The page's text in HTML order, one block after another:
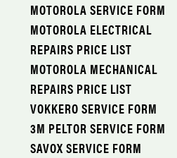
MOTOROLA SERVICE FORM
MOTOROLA ELECTRICAL
REPAIRS PRICE LIST
MOTOROLA MECHANICAL
REPAIRS PRICE LIST
VOKKERO SERVICE FORM
3M PELTOR SERVICE FORM
SAVOX SERVICE FORM